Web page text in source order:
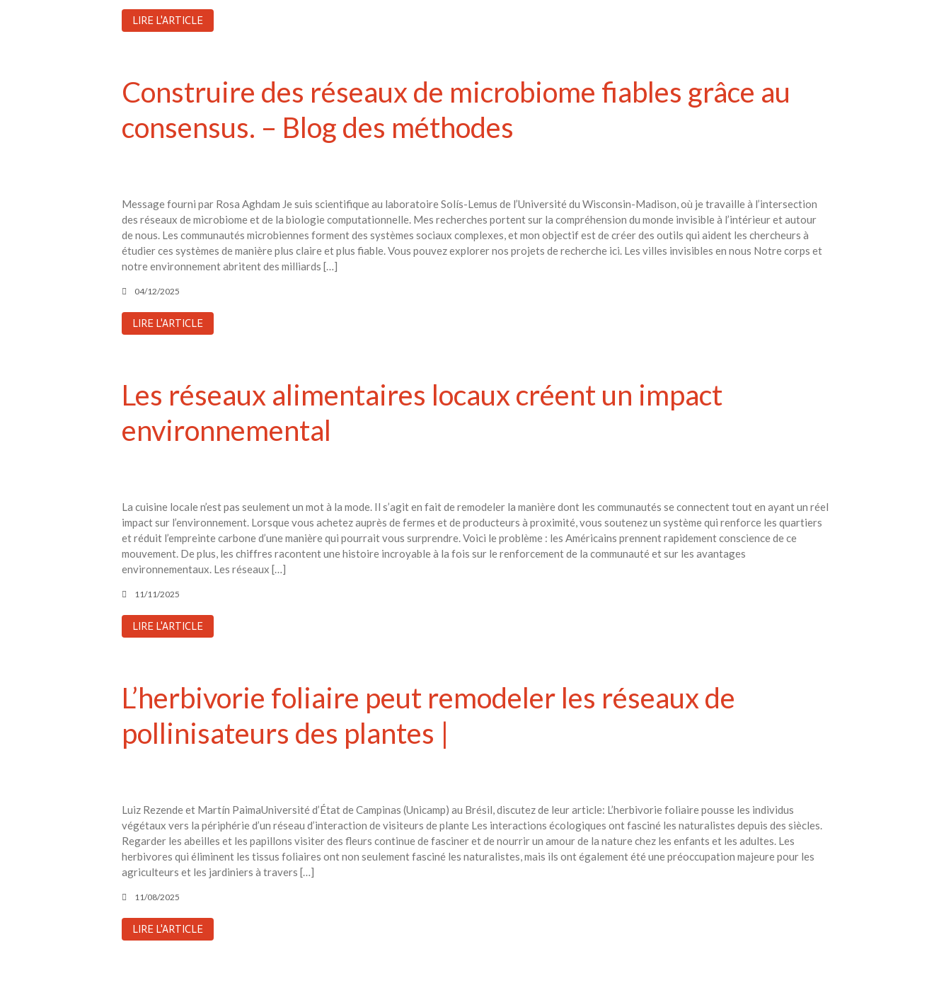
LIRE L'ARTICLE
Construire des réseaux de microbiome fiables grâce au
consensus. – Blog des méthodes
Message fourni par Rosa Aghdam Je suis scientifique au laboratoire Solís-Lemus de l’Université du Wisconsin-Madison, où je travaille à l’intersection
des réseaux de microbiome et de la biologie computationnelle. Mes recherches portent sur la compréhension du monde invisible à l’intérieur et autour
de nous. Les communautés microbiennes forment des systèmes sociaux complexes, et mon objectif est de créer des outils qui aident les chercheurs à
étudier ces systèmes de manière plus claire et plus fiable. Vous pouvez explorer nos projets de recherche ici. Les villes invisibles en nous Notre corps et
notre environnement abritent des milliards […]
04/12/2025
LIRE L'ARTICLE
Les réseaux alimentaires locaux créent un impact
environnemental
La cuisine locale n’est pas seulement un mot à la mode. Il s’agit en fait de remodeler la manière dont les communautés se connectent tout en ayant un réel
impact sur l’environnement. Lorsque vous achetez auprès de fermes et de producteurs à proximité, vous soutenez un système qui renforce les quartiers
et réduit l’empreinte carbone d’une manière qui pourrait vous surprendre. Voici le problème : les Américains prennent rapidement conscience de ce
mouvement. De plus, les chiffres racontent une histoire incroyable à la fois sur le renforcement de la communauté et sur les avantages
environnementaux. Les réseaux […]
11/11/2025
LIRE L'ARTICLE
L’herbivorie foliaire peut remodeler les réseaux de
pollinisateurs des plantes |
Luiz Rezende et Martín PaimaUniversité d’État de Campinas (Unicamp) au Brésil, discutez de leur article: L’herbivorie foliaire pousse les individus
végétaux vers la périphérie d’un réseau d’interaction de visiteurs de plante Les interactions écologiques ont fasciné les naturalistes depuis des siècles.
Regarder les abeilles et les papillons visiter des fleurs continue de fasciner et de nourrir un amour de la nature chez les enfants et les adultes. Les
herbivores qui éliminent les tissus foliaires ont non seulement fasciné les naturalistes, mais ils ont également été une préoccupation majeure pour les
agriculteurs et les jardiniers à travers […]
11/08/2025
LIRE L'ARTICLE